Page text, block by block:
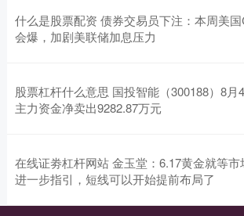
副镇长
股指期货开户 2026-06-19
牛
什么是股票配资 债券交易员下注：本周美国
会爆，加剧美联储加息压力
股票杠杆什么意思 国投智能（300188）8月
主力资金净卖出9282.87万元
在线证劵杠杆网站 金玉堂：6.17黄金就等市
进一步指引，短线可以开始提前布局了